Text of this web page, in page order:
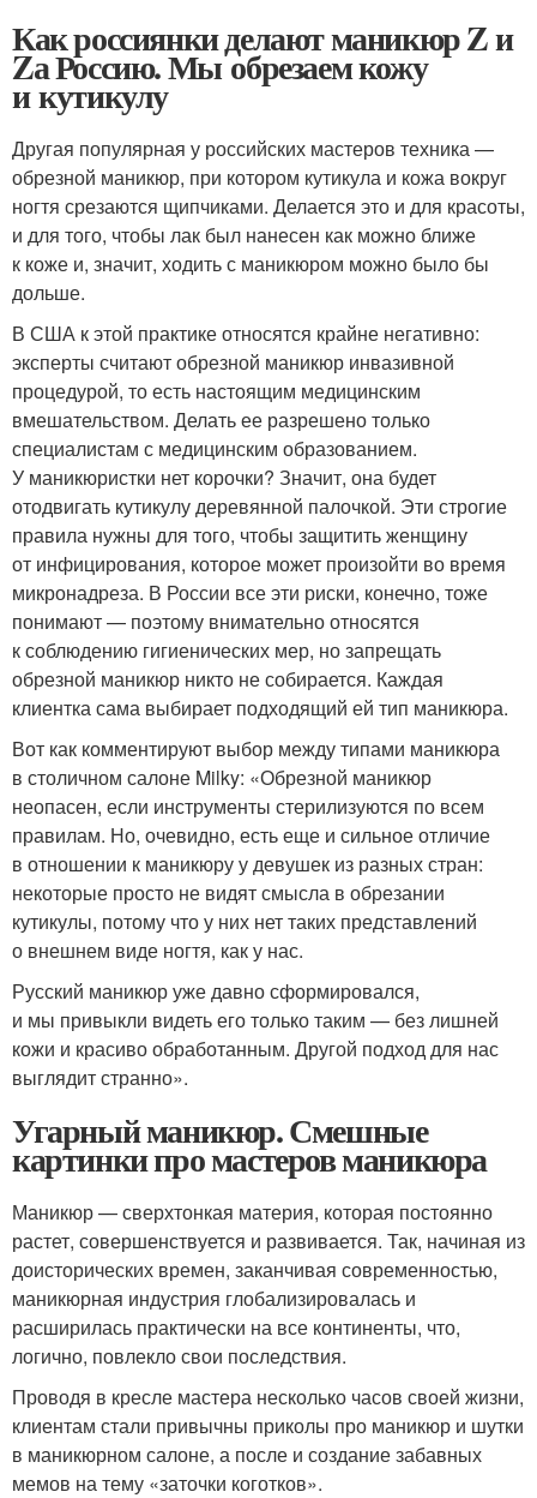
Как россиянки делают маникюр Z и
Zа Россию. Мы обрезаем кожу
и кутикулу
Другая популярная у российских мастеров техника —
обрезной маникюр, при котором кутикула и кожа вокруг
ногтя срезаются щипчиками. Делается это и для красоты,
и для того, чтобы лак был нанесен как можно ближе
к коже и, значит, ходить с маникюром можно было бы
дольше.
В США к этой практике относятся крайне негативно:
эксперты считают обрезной маникюр инвазивной
процедурой, то есть настоящим медицинским
вмешательством. Делать ее разрешено только
специалистам с медицинским образованием.
У маникюристки нет корочки? Значит, она будет
отодвигать кутикулу деревянной палочкой. Эти строгие
правила нужны для того, чтобы защитить женщину
от инфицирования, которое может произойти во время
микронадреза. В России все эти риски, конечно, тоже
понимают — поэтому внимательно относятся
к соблюдению гигиенических мер, но запрещать
обрезной маникюр никто не собирается. Каждая
клиентка сама выбирает подходящий ей тип маникюра.
Вот как комментируют выбор между типами маникюра
в столичном салоне Milky: «Обрезной маникюр
неопасен, если инструменты стерилизуются по всем
правилам. Но, очевидно, есть еще и сильное отличие
в отношении к маникюру у девушек из разных стран:
некоторые просто не видят смысла в обрезании
кутикулы, потому что у них нет таких представлений
о внешнем виде ногтя, как у нас.
Русский маникюр уже давно сформировался,
и мы привыкли видеть его только таким — без лишней
кожи и красиво обработанным. Другой подход для нас
выглядит странно».
Угарный маникюр. Смешные
картинки про мастеров маникюра
Маникюр — сверхтонкая материя, которая постоянно
растет, совершенствуется и развивается. Так, начиная из
доисторических времен, заканчивая современностью,
маникюрная индустрия глобализировалась и
расширилась практически на все континенты, что,
логично, повлекло свои последствия.
Проводя в кресле мастера несколько часов своей жизни,
клиентам стали привычны приколы про маникюр и шутки
в маникюрном салоне, а после и создание забавных
мемов на тему «заточки коготков».